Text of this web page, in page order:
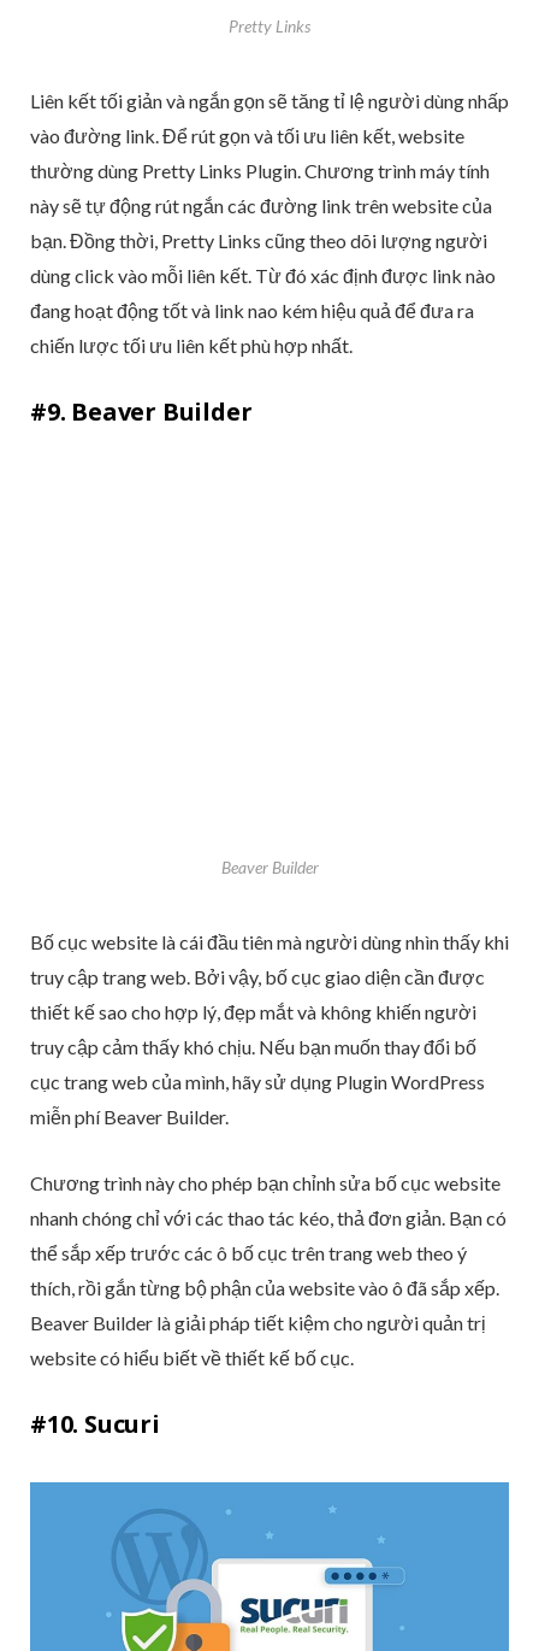
Pretty Links
Liên kết tối giản và ngắn gọn sẽ tăng tỉ lệ người dùng nhấp
vào đường link. Để rút gọn và tối ưu liên kết, website
thường dùng Pretty Links Plugin. Chương trình máy tính
này sẽ tự động rút ngắn các đường link trên website của
bạn. Đồng thời, Pretty Links cũng theo dõi lượng người
dùng click vào mỗi liên kết. Từ đó xác định được link nào
đang hoạt động tốt và link nao kém hiệu quả để đưa ra
chiến lược tối ưu liên kết phù hợp nhất.
#9. Beaver Builder
Beaver Builder
Bố cục website là cái đầu tiên mà người dùng nhìn thấy khi
truy cập trang web. Bởi vậy, bố cục giao diện cần được
thiết kế sao cho hợp lý, đẹp mắt và không khiến người
truy cập cảm thấy khó chịu. Nếu bạn muốn thay đổi bố
cục trang web của mình, hãy sử dụng Plugin WordPress
miễn phí Beaver Builder.
Chương trình này cho phép bạn chỉnh sửa bố cục website
nhanh chóng chỉ với các thao tác kéo, thả đơn giản. Bạn có
thể sắp xếp trước các ô bố cục trên trang web theo ý
thích, rồi gắn từng bộ phận của website vào ô đã sắp xếp.
Beaver Builder là giải pháp tiết kiệm cho người quản trị
website có hiểu biết về thiết kế bố cục.
#10. Sucuri